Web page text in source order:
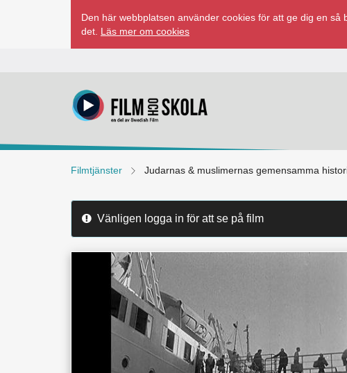
Den här webbplatsen använder cookies för att ge dig en
det. Läs mer om cookies
Filmtjänster Judarnas & muslimernas gemensamma
Vänligen logga in för att se på film